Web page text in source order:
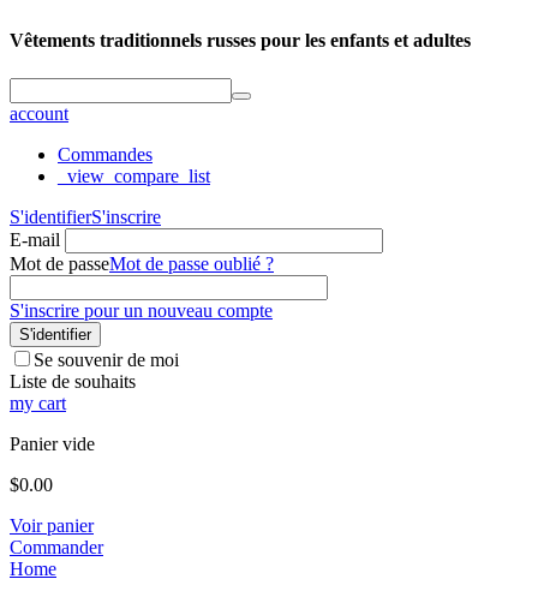
Vêtements traditionnels russes pour les enfants et adultes
account
Commandes
_view_compare_list
S'identifierS'inscrire
E-mail
Mot de passeMot de passe oublié ?
S'inscrire pour un nouveau compte
S'identifier
Se souvenir de moi
Liste de souhaits
my cart
Panier vide
$0.00
Voir panier
Commander
Home